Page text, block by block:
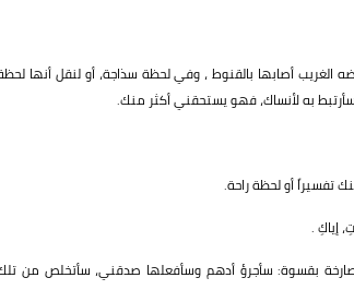
الغريب أصابها بالقنوط ، وفي لحظة سذاجة، أو لنقل أنها
به لأنساك، فهو يستحقني أكثر منك.
تفسيراً أو لحظة راحة.
إياكِ .
بقسوة: سأجرؤ أدهم وسأفعلها صدقني، سأتخلص من